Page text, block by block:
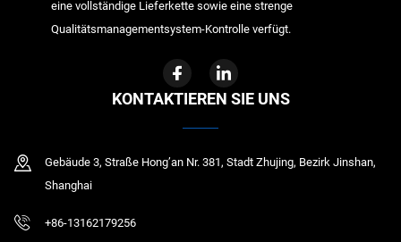
eine vollständige Lieferkette sowie eine strenge
Qualitätsmanagementsystem-Kontrolle verfügt.
KONTAKTIEREN SIE UNS
Gebäude 3, Straße Hong’an Nr. 381, Stadt Zhujing, Bezirk Jinshan,
Shanghai
+86-13162179256